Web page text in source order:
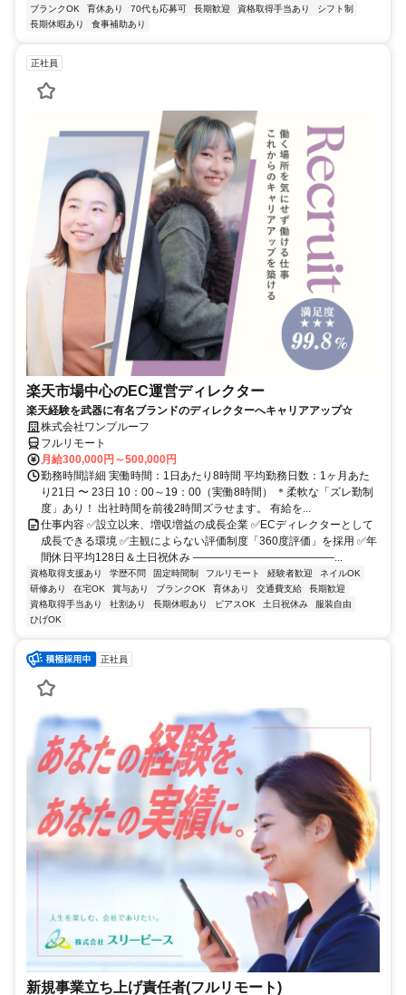
ブランクOK
育休あり 70代も応募可 長期歓迎 資格取得手当あり
シフト制
長期休暇あり
食事補助あり
正社員
楽天市場中心のEC運営ディレクター
楽天経験を武器に有名ブランドのディレクターへキャリアアップ☆
株式会社ワンプルーフ
フルリモート
月給300,000円～500,000円
勤務時間詳細 実働時間：1日あたり8時間 平均勤務日数：1ヶ月あた
り21日 〜 23日 10：00～19：00（実働8時間） ＊柔軟な「ズレ勤制
度」あり！ 出社時間を前後2時間ズラせます。 有給を...
仕事内容 ✅設立以来、増収増益の成長企業 ✅ECディレクターとして
成長できる環境 ✅主観によらない評価制度「360度評価」を採用 ✅年
間休日平均128日＆土日祝休み ―――――――――――――...
資格取得支援あり 学歴不問 固定時間制 フルリモート 経験者歓迎
ネイルOK
研修あり
在宅OK 賞与あり ブランクOK 育休あり 交通費支給
長期歓迎
資格取得手当あり
社割あり 長期休暇あり ピアスOK 土日祝休み
服装自由
ひげOK
正社員
新規事業立ち上げ責任者(フルリモート)